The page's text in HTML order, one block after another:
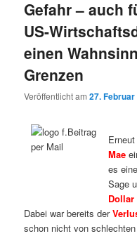
Gefahr – auch
US-
einen
Grenzen
Veröffentlicht am27.
Mae
es
Sage
Dollar
Dabei war bereits der
schon nicht von